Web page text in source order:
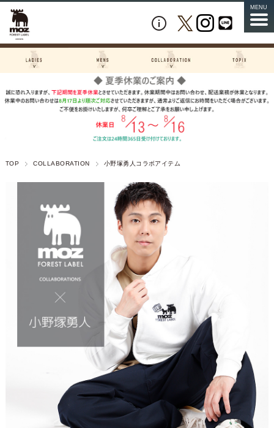
MENU
TOP COLLABORATION 小野塚勇人コラボアイテム